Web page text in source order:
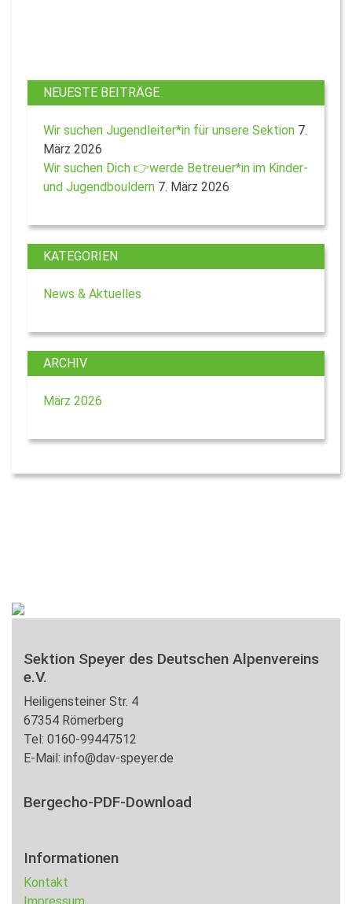
NEUESTE BEITRÄGE
Wir suchen Jugendleiter*in für unsere Sektion 7.
März 2026
Wir suchen Dich 👉werde Betreuer*in im Kinder-
und Jugendbouldern 7. März 2026
KATEGORIEN
News & Aktuelles
ARCHIV
März 2026
Sektion Speyer des Deutschen Alpenvereins
e.V.
Heiligensteiner Str. 4
67354 Römerberg
Tel: 0160-99447512
E-Mail: info@dav-speyer.de
Bergecho-PDF-Download
Informationen
Kontakt
Impressum